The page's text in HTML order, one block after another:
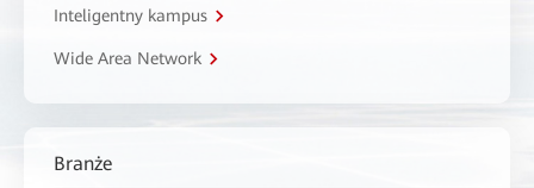
Inteligentny kampus
Wide Area Network
Branże